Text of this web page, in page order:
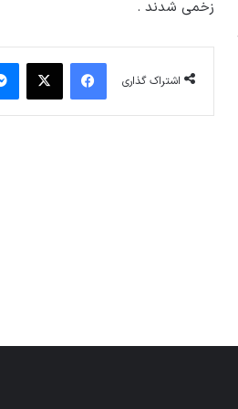
زخمی شدند .
اشتراک گذاری
فیس بوک X